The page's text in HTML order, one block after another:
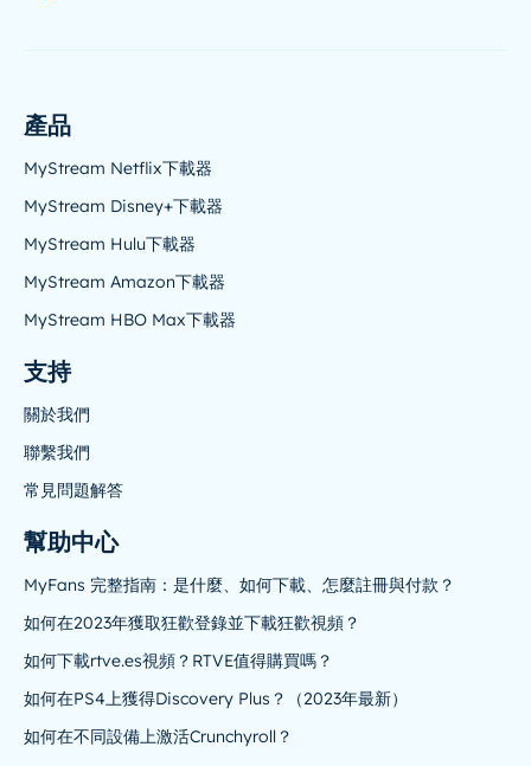
產品
MyStream Netflix下載器
MyStream Disney+下載器
MyStream Hulu下載器
MyStream Amazon下載器
MyStream HBO Max下載器
支持
關於我們
聯繫我們
常見問題解答
幫助中心
MyFans 完整指南：是什麼、如何下載、怎麼註冊與付款？
如何在2023年獲取狂歡登錄並下載狂歡視頻？
如何下載rtve.es視頻？RTVE值得購買嗎？
如何在PS4上獲得Discovery Plus？（2023年最新）
如何在不同設備上激活Crunchyroll？